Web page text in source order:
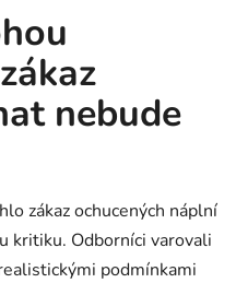
nebude
zákaz ochucených náplní
kritiku. Odborníci varovali
podmínkami